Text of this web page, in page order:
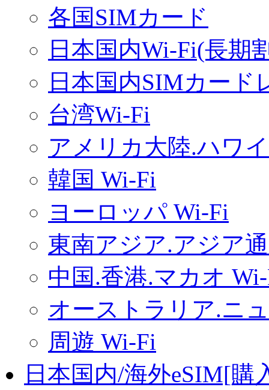
各国SIMカード
日本国内Wi-Fi(長期
日本国内SIMカード
台湾Wi-Fi
アメリカ大陸.ハワ
韓国 Wi-Fi
ヨーロッパ Wi-Fi
東南アジア.アジア
中国.香港.マカオ
オーストラリア.ニ
周遊 Wi-Fi
日本国内/海外eSIM[購